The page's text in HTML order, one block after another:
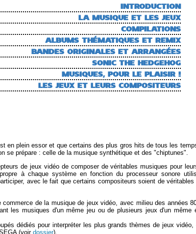
INTRODUCTION
LA MUSIQUE ET LES JEUX
COMPILATIONS
ALBUMS THÉMATIQUES ET REMIX
BANDES ORIGINALES ET ARRANGÉES
SONIC THE HEDGEHOG
MUSIQUES, POUR LE PLAISIR !
LES JEUX ET LEURS COMPOSITEURS
en plein essor et que certains des plus gros hits de tous les
se prépare : celle de la musique synthétique et des "chiptunes".
de jeux vidéo de composer de véritables musiques pour
à chaque système en fonction du processeur sonore
avec le fait que certains compositeurs soient de véritables
de la musique de jeux vidéo, avec milieu des années
les musiques d'un même jeu ou de plusieurs jeux d'un même
dédiés pour interpréter les plus grands thèmes de jeux vidéo,
(voirdossier).